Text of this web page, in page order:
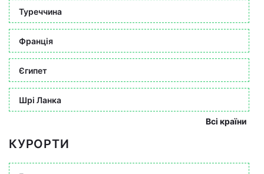
Туреччина
Франція
Єгипет
Шрі Ланка
Всі країни
КУРОРТИ